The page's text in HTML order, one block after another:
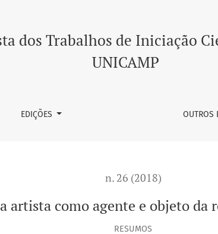
representação artística
dos Trabalhos de Iniciação
UNICAMP
EDIÇÕES OUTROS
n. 26 (2018)
artista como agente e objeto da
RESUMOS